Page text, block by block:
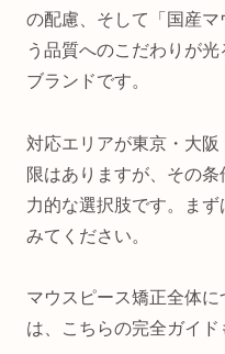
の配慮、そして「国産
う品質へのこだわりが
ブランドです。
対応エリアが東京・大
限はありますが、その
力的な選択肢です。ま
みてください。
マウスピース矯正全体
は、こちらの完全ガイド